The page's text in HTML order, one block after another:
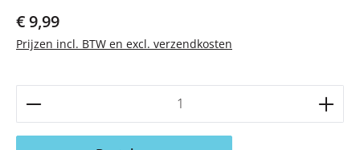
Normale prijs:
€ 9,99
Prijzen incl. BTW en excl. verzendkosten
Producthoeveelheid: Voer de gewenste